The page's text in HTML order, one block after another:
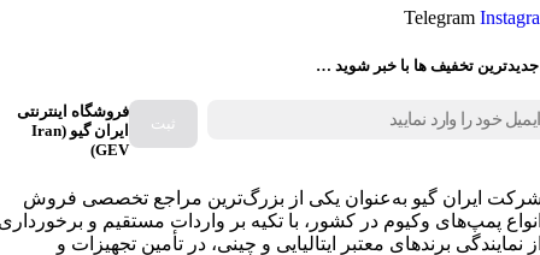
Telegram
جدیدترین تخفیف ها با خبر شوید …
فروشگاه اینترنتی
ایران گیو (Iran
GEV)
ایران گیو به‌عنوان یکی از بزرگ‌ترین مراجع تخصصی فروش
پمپ‌های وکیوم در کشور، با تکیه بر واردات مستقیم و
نمایندگی برندهای معتبر ایتالیایی و چینی، در تأمین تجهیزات و